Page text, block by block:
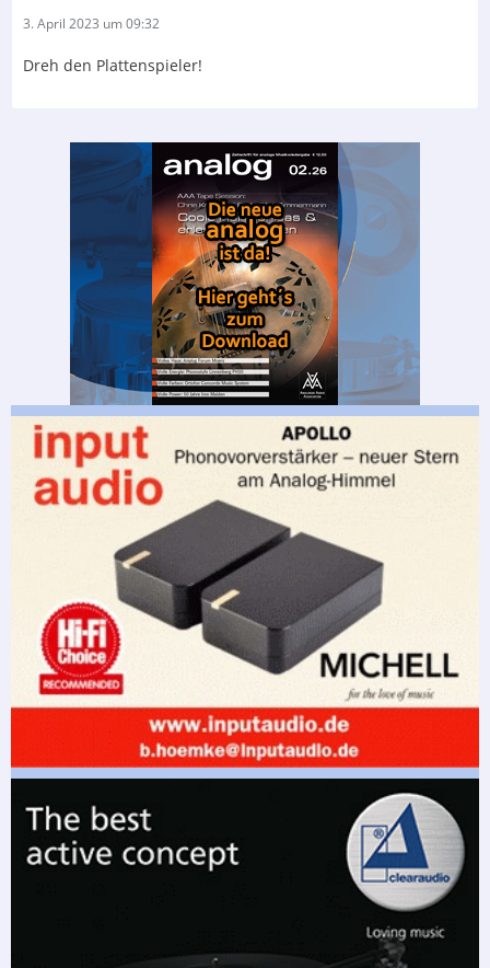
3. April 2023 um 09:32
Dreh den Plattenspieler!